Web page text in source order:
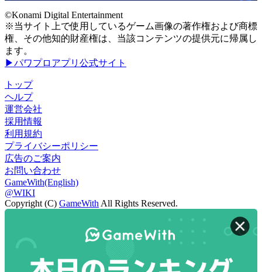
©Konami Digital Entertainment
※当サイト上で使用しているゲーム画像の著作権および商標
権、その他知的財産権は、当該コンテンツの提供元に帰属し
ます。
▶パワプロアプリ公式サイト
トップ
ヘルプ
運営会社
採用情報
利用規約
プライバシーポリシー
広告のご案内
お問い合わせ
GameWith(English)
@WIKI
Copyright (C) GameWith All Rights Reserved.